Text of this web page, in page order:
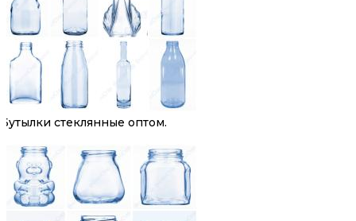
Бутылки стеклянные оптом.